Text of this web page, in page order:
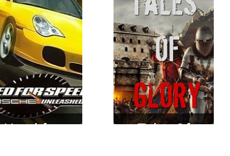
Returns:
Mission
VR
период 3:
Эра
динозавров
(игра)
Need for
Tales Of